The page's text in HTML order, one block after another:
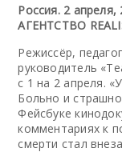
Россия. 2
АГЕНТСТВО
Режиссёр,
руководитель
с 1 на 2 апреля.
Больно и
Фейсбуке
комментариях к
смерти стал